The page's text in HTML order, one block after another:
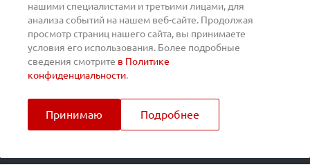
нашими специалистами и третьими лицами, для
анализа событий на нашем веб-сайте. Продолжая
просмотр страниц нашего сайта, вы принимаете
условия его использования. Более подробные
сведения смотрите в Политике
конфиденциальности.
Принимаю Подробнее